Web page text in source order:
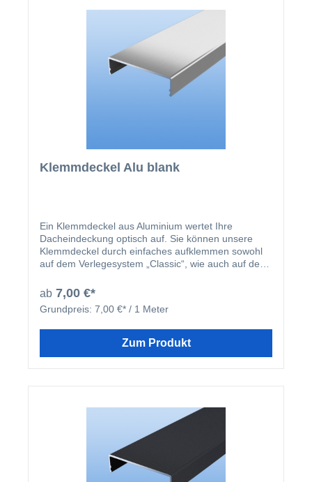
Klemmdeckel Alu blank
Ein Klemmdeckel aus Aluminium wertet Ihre
Dacheindeckung optisch auf. Sie können unsere
Klemmdeckel durch einfaches aufklemmen sowohl
auf dem Verlegesystem „Classic“, wie auch auf dem
montiert, harmoniert der Klemmdeckel nicht nur
farblich mit Ihren restlichen Profilleisten, sondern
deckt auch ideal die Schraubenköpfe der beiden
wird nach der Montage der Verlegeprofile einfach
ab 7,00 €*
Grundpreis: 7,00 €* / 1 Meter
Zum Produkt